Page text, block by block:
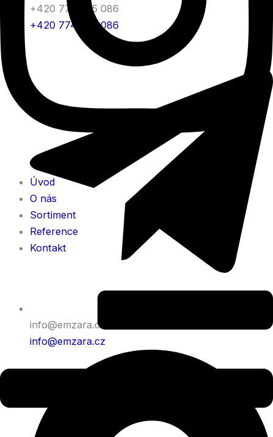
Úvod
O nás
Sortiment
Reference
Kontakt
+420 774 775 086
+420 774 775 086
info@emzara.cz
info@emzara.cz